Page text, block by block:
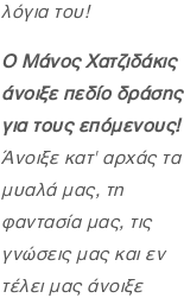
λόγια του!
Ο Μάνος Χατζιδάκις
άνοιξε πεδίο δράσης
για τους επόμενους!
Άνοιξε κατ' αρχάς τα
μυαλά μας, τη
φαντασία μας, τις
γνώσεις μας και εν
τέλει μας άνοιξε